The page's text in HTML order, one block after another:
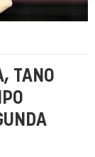
TANO